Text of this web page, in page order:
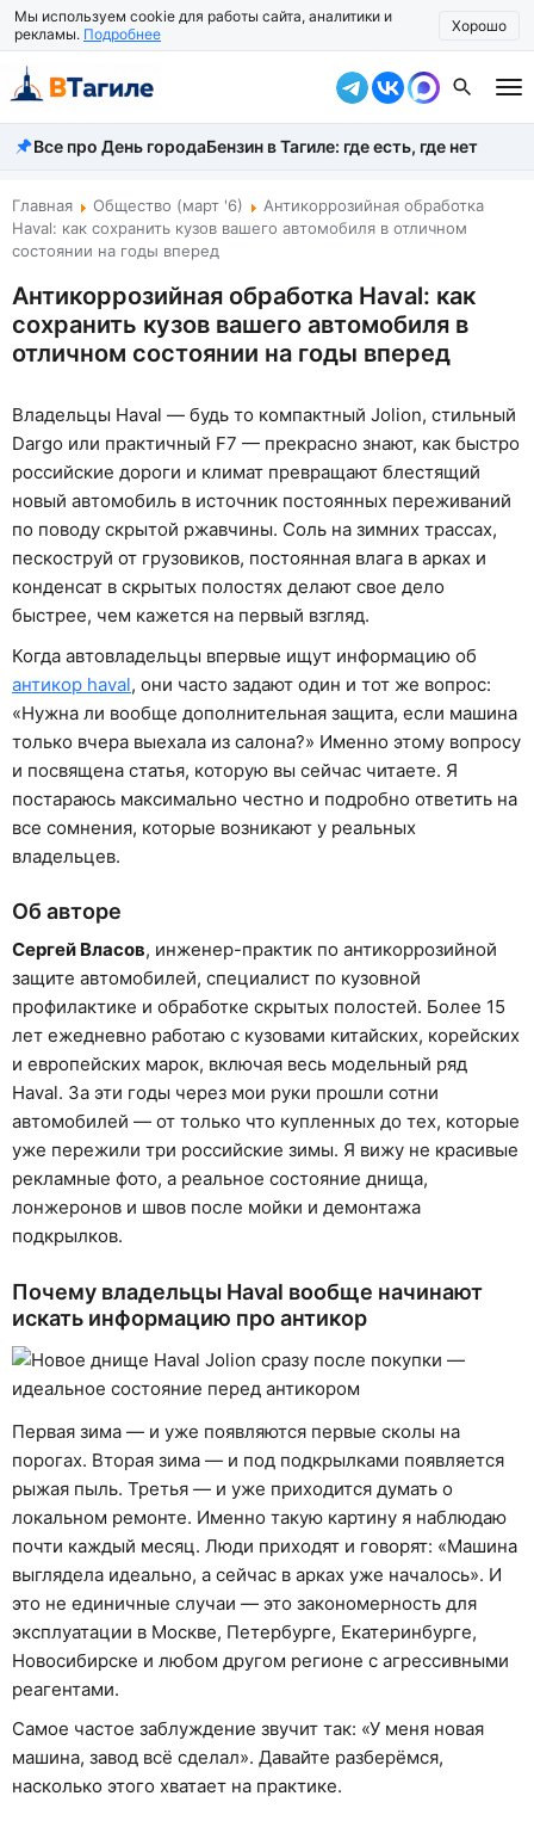
Мы используем cookie для работы сайта, аналитики и
рекламы. Подробнее Хорошо
Все новости
Происшествия
Город
Власть
Жизнь
Общество
Рассказать новость
Все про День городаБензин в Тагиле: где есть, где нет
Главная Общество (март '6)
Антикоррозийная обработка
Haval: как сохранить кузов вашего автомобиля в отличном
состоянии на годы вперед
Антикоррозийная обработка Haval: как
сохранить кузов вашего автомобиля в
отличном состоянии на годы вперед
Владельцы Haval — будь то компактный Jolion, стильный
Dargo или практичный F7 — прекрасно знают, как быстро
российские дороги и климат превращают блестящий
новый автомобиль в источник постоянных переживаний
по поводу скрытой ржавчины. Соль на зимних трассах,
пескоструй от грузовиков, постоянная влага в арках и
конденсат в скрытых полостях делают свое дело
быстрее, чем кажется на первый взгляд.
Когда автовладельцы впервые ищут информацию об
антикор haval, они часто задают один и тот же вопрос:
«Нужна ли вообще дополнительная защита, если машина
только вчера выехала из салона?» Именно этому вопросу
и посвящена статья, которую вы сейчас читаете. Я
постараюсь максимально честно и подробно ответить на
все сомнения, которые возникают у реальных
владельцев.
Об авторе
Сергей Власов, инженер-практик по антикоррозийной
защите автомобилей, специалист по кузовной
профилактике и обработке скрытых полостей. Более 15
лет ежедневно работаю с кузовами китайских, корейских
и европейских марок, включая весь модельный ряд
Haval. За эти годы через мои руки прошли сотни
автомобилей — от только что купленных до тех, которые
уже пережили три российские зимы. Я вижу не красивые
рекламные фото, а реальное состояние днища,
лонжеронов и швов после мойки и демонтажа
подкрылков.
Почему владельцы Haval вообще начинают
искать информацию про антикор
Первая зима — и уже появляются первые сколы на
порогах. Вторая зима — и под подкрылками появляется
рыжая пыль. Третья — и уже приходится думать о
локальном ремонте. Именно такую картину я наблюдаю
почти каждый месяц. Люди приходят и говорят: «Машина
выглядела идеально, а сейчас в арках уже началось». И
это не единичные случаи — это закономерность для
эксплуатации в Москве, Петербурге, Екатеринбурге,
Новосибирске и любом другом регионе с агрессивными
реагентами.
Самое частое заблуждение звучит так: «У меня новая
машина, завод всё сделал». Давайте разберёмся,
насколько этого хватает на практике.